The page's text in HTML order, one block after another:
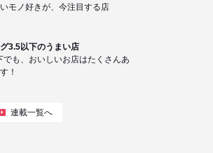
モノ好きが、今注目する店
3.5以下のうまい店
でも、おいしいお店はたくさんあ
！
連載一覧へ